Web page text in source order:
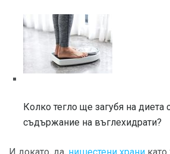
Колко тегло ще загубя на диета
съдържание на въглехидрати?